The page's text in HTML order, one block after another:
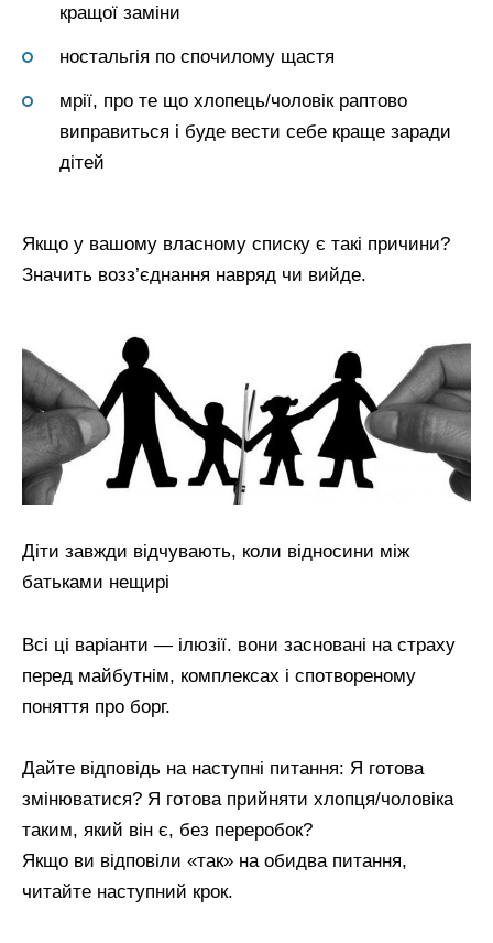
кращої заміни
ностальгія по спочилому щастя
мрії, про те що хлопець/чоловік раптово
виправиться і буде вести себе краще заради
дітей
Якщо у вашому власному списку є такі причини?
Значить возз’єднання навряд чи вийде.
Діти завжди відчувають, коли відносини між
батьками нещирі
Всі ці варіанти — ілюзії. вони засновані на страху
перед майбутнім, комплексах і спотвореному
поняття про борг.
Дайте відповідь на наступні питання: Я готова
змінюватися? Я готова прийняти хлопця/чоловіка
таким, який він є, без переробок?
Якщо ви відповіли «так» на обидва питання,
читайте наступний крок.